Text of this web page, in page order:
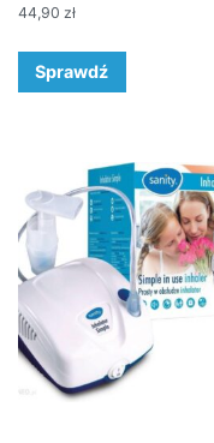
44,90 zł
Sprawdź